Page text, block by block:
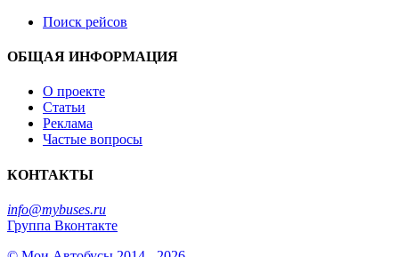
Поиск рейсов
ОБЩАЯ ИНФОРМАЦИЯ
О проекте
Статьи
Реклама
Частые вопросы
КОНТАКТЫ
info@mybuses.ru
Группа Вконтакте